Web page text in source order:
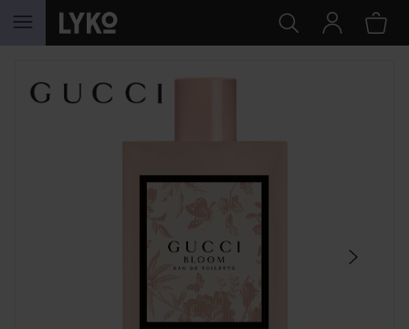
SIIRTYÄ JHK SISÄLTÖÖN
OHITA OSIO